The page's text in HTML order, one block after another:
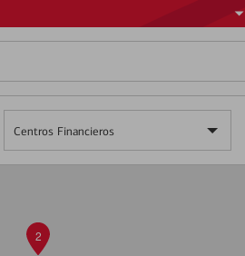
Centros Financieros
2